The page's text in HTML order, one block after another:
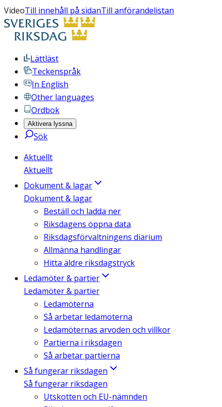
VideoTill innehåll på sidanTill anförandelistan
Lättläst
Teckenspråk
In English
Other languages
Ordbok
Aktivera lyssna
Sök
Aktuellt
Aktuellt
Dokument & lagar
Dokument & lagar
Beställ och ladda ner
Riksdagens öppna data
Riksdagsförvaltningens diarium
Allmänna handlingar
Hitta äldre riksdagstryck
Ledamöter & partier
Ledamöter & partier
Ledamöterna
Så arbetar ledamöterna
Ledamöternas arvoden och villkor
Partierna i riksdagen
Så arbetar partierna
Så fungerar riksdagen
Så fungerar riksdagen
Utskotten och EU-nämnden